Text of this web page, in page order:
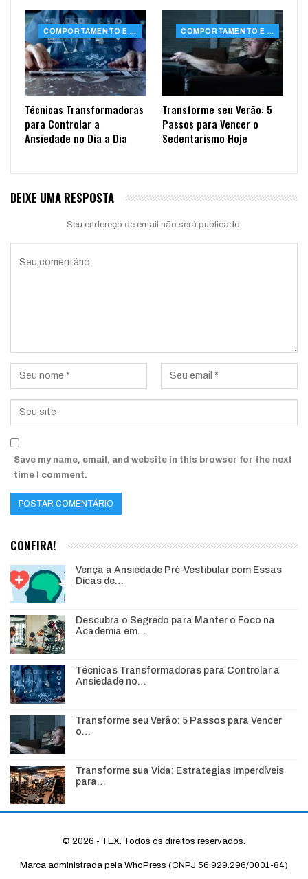
COMPORTAMENTO E SAÚDE
Técnicas Transformadoras
para Controlar a
Ansiedade no Dia a Dia
COMPORTAMENTO E SAÚDE
Transforme seu Verão: 5
Passos para Vencer o
Sedentarismo Hoje
DEIXE UMA RESPOSTA
Seu endereço de email não será publicado.
Save my name, email, and website in this browser for the next
time I comment.
CONFIRA!
Vença a Ansiedade Pré-Vestibular com Essas
Dicas de…
Descubra o Segredo para Manter o Foco na
Academia em…
Técnicas Transformadoras para Controlar a
Ansiedade no…
Transforme seu Verão: 5 Passos para Vencer
o…
Transforme sua Vida: Estrategias Imperdíveis
para…
© 2026 - TEX. Todos os direitos reservados.
Marca administrada pela WhoPress (CNPJ 56.929.296/0001-84)